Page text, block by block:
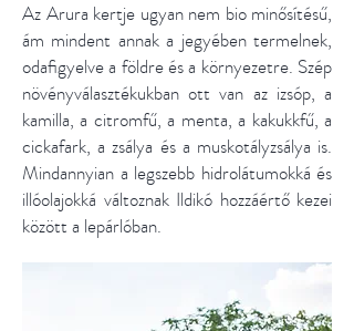
Az Arura kertje ugyan nem bio minősítésű,
ám mindent annak a jegyében termelnek,
odafigyelve a földre és a környezetre. Szép
növényválasztékukban ott van az izsóp, a
kamilla, a citromfű, a menta, a kakukkfű, a
cickafark, a zsálya és a muskotályzsálya is.
Mindannyian a legszebb hidrolátumokká és
illóolajokká változnak Ildikó hozzáértő kezei
között a lepárlóban.